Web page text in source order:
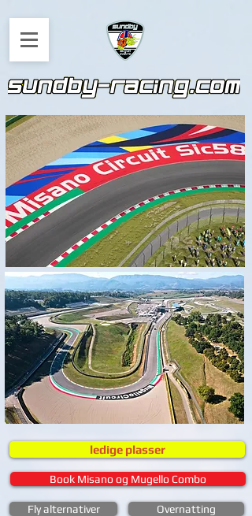
ledige plasser
Book Misano og Mugello Combo
Fly alternativer Overnatting